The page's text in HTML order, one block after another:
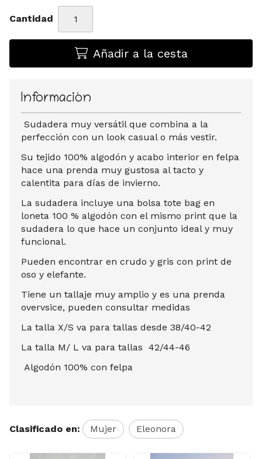
Cantidad
Añadir a la cesta
Información
Sudadera muy versátil que combina a la
perfección con un look casual o más vestir.
Su tejido 100% algodón y acabo interior en felpa
hace una prenda muy gustosa al tacto y
calentita para días de invierno.
La sudadera incluye una bolsa tote bag en
loneta 100 % algodón con el mismo print que la
sudadera lo que hace un conjunto ideal y muy
funcional.
Pueden encontrar en crudo y gris con print de
oso y elefante.
Tiene un tallaje muy amplio y es una prenda
overvsice, pueden consultar medidas
La talla X/S va para tallas desde 38/40-42
La talla M/ L va para tallas 42/44-46
Algodón 100% con felpa
Clasificado en: Mujer Eleonora